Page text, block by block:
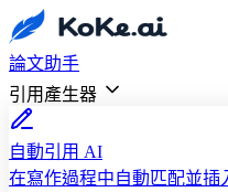
論文助手
引用產生器
自動引用 AI
在寫作過程中自動匹配並插